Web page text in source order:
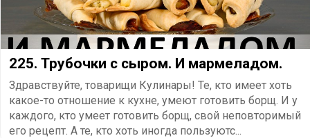
225. Трубочки с сыром. И мармеладом.
Здравствуйте, товарищи Кулинары! Те, кто имеет хоть
какое-то отношение к кухне, умеют готовить борщ. И у
каждого, кто умеет готовить борщ, свой неповторимый
его рецепт. А те, кто хоть иногда пользуютс...